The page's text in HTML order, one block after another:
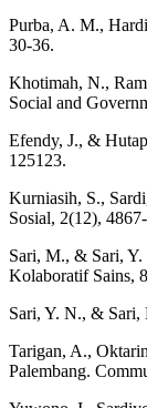
Purba, A. M.,
30-36.
Khotimah, N.,
Social and
Efendy, J., &
125123.
Kurniasih, S.,
Sosial, 2(12),
Sari, M., & Sari, Y.
Kolaboratif Sains,
Sari, Y. N., & Sari,
Tarigan, A.,
Palembang.